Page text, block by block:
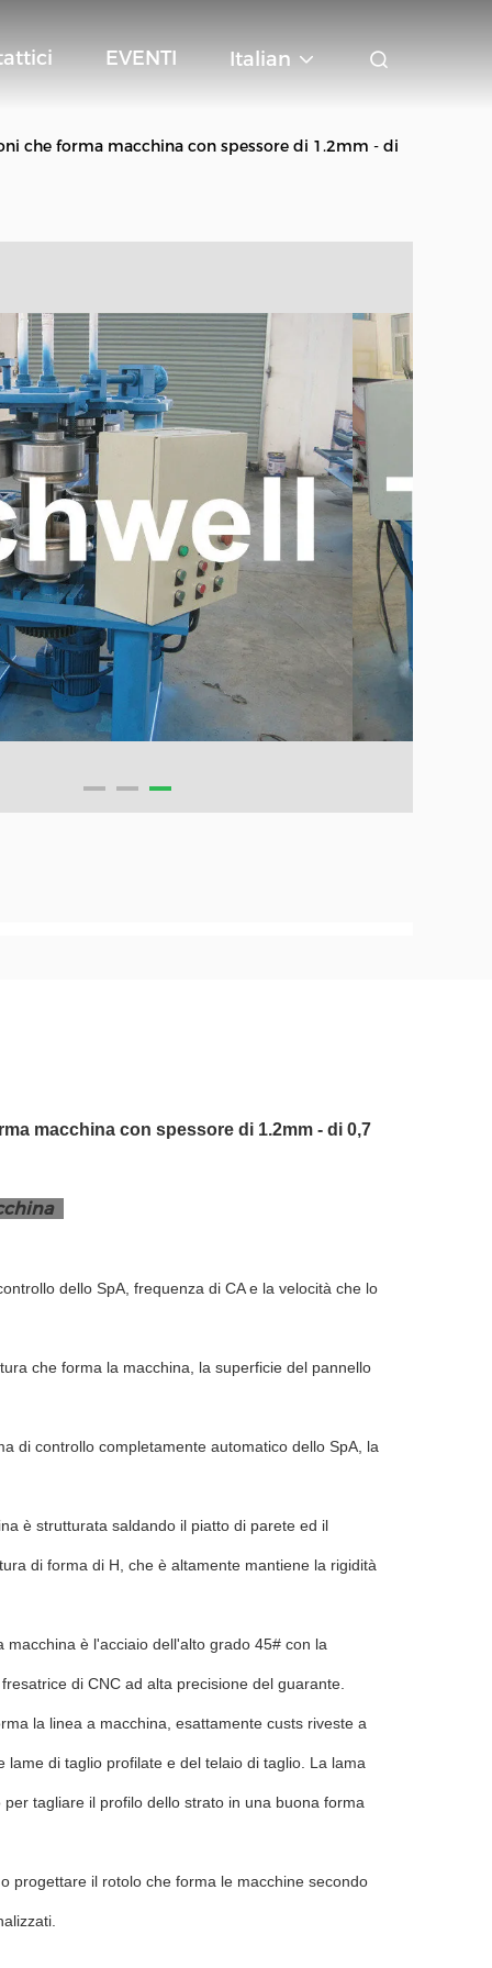
EVENTI Italian
che forma macchina con spessore di 1.2mm - di
macchina con spessore di 1.2mm - di 0,7
dello SpA, frequenza di CA e la velocità che lo
che forma la macchina, la superficie del pannello
di controllo completamente automatico dello SpA, la
è strutturata saldando il piatto di parete ed il
di forma di H, che è altamente mantiene la rigidità
è l'acciaio dell'alto grado 45# con la
di CNC ad alta precisione del guarante.
la linea a macchina, esattamente custs riveste a
di taglio profilate e del telaio di taglio. La lama
tagliare il profilo dello strato in una buona forma
progettare il rotolo che forma le macchine secondo